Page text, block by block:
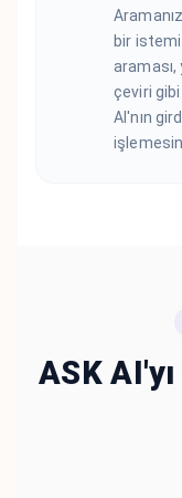
bir
çeviri
AI'nın
ASK